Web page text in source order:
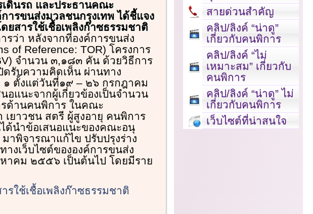
เดินรถ และประธานคณะ
ารขนส่งมวลชนกรุงเทพ ได้ชี้แจง
ยสารใช้เชื้อเพลิงก๊าซธรรมชาติ
ว่า หลังจากที่องค์การขนส่ง
of Reference: TOR) โครงการ
จำนวน ๓,๑๘๓ คัน ด้วยวิธีการ
ดรับความคิดเห็น ผ่านทาง
๑ ตั้งแต่วันที่๑๙ – ๒๖ กรกฎาคม
แนะจากผู้เกี่ยวข้องเป็นจำนวน
ด้านคนพิการ ในคณะ
ยาวชน สตรี ผู้สูงอายุ คนพิการ
ด้นำข้อเสนอแนะของคณะอนุ
าพิจารณาแก้ไข ปรับปรุงร่าง
งเว็บไซต์ขององค์การขนส่ง
าคม ๒๕๕๖ เป็นต้นไป โดยมีราย
รใช้เชื้อเพลิงก๊าซธรรมชาติ
สายด่วนสำคัญ
คลิป/ลิงค์ “น่าดู”
เกี่ยวกับคนพิการ
คลิป/ลิงค์ “ไม่
เหมาะสม” เกี่ยวกับ
คนพิการ
คลิป/ลิงค์ “น่าดู” ไม่
เกี่ยวกับคนพิการ
เว็บไซต์ที่น่าสนใจ